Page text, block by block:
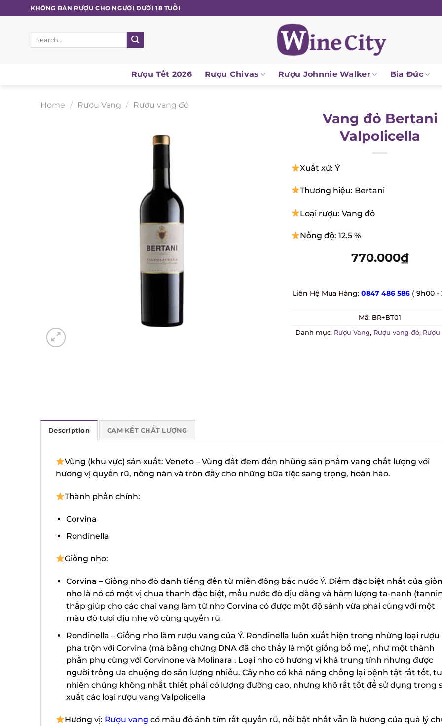
to
content
KHÔNG BÁN RƯỢU CHO NGƯỜI DƯỚI 18 TUỔI
Rượu Tết 2026 Rượu Chivas Rượu Johnnie Walker Bia Đức
Home Rượu Vang Rượu vang đỏ
Vang đỏ Bertani
Valpolicella
Xuất xứ: Ý
Thương hiệu: Bertani
Loại rượu: Vang đỏ
Nồng độ: 12.5 %
770.000₫
Liên Hệ Mua Hàng:0847 486 586 ( 9h00 -
Mã:BR+BT01
Danh mục:Rượu Vang,Rượu vang đỏ,Rượu
Description CAM KẾT CHẤT LƯỢNG
Vùng (khu vực) sản xuất: Veneto – Vùng đẩt đem đến những sản phẩm vang chất lượng với
hương vị quyến rũ, nồng nàn và tròn đầy cho những bữa tiệc sang trọng, hoàn hảo.
Thành phần chính:
Corvina
Rondinella
Giống nho:
Corvina – Giống nho đỏ danh tiếng đến từ miền đông bắc nước Ý. Điểm đặc biệt nhất của
nho là nó có một vị chua thanh đặc biệt, mầu nước đỏ dịu dàng và hàm lượng ta-nanh (tannin)
thấp giúp cho các chai vang làm từ nho Corvina có được một độ sánh vừa phải cùng với một
màu đỏ tươi dịu nhẹ vô cùng quyến rũ.
Rondinella – Giống nho làm rượu vang của Ý. Rondinella luôn xuất hiện trong những loại rượu
pha trộn với Corvina (mà bằng chứng DNA đã cho thấy là một giống bố mẹ), như một thành
phần phụ cùng với Corvinone và Molinara . Loại nho có hương vị khá trung tính nhưng được
người trồng ưa chuộng do sản lượng nhiều. Cây nho có khả năng chống lại bệnh tật rất tốt,
nhiên chúng không nhất thiết phải có lượng đường cao, nhưng khô rất tốt để sử dụng trong
xuất các loại rượu vang Valpolicella
Hương vị:Rượu vangcó màu đỏ ánh tím rất quyến rũ, nổi bật nhất vẫn là hương của quả lý